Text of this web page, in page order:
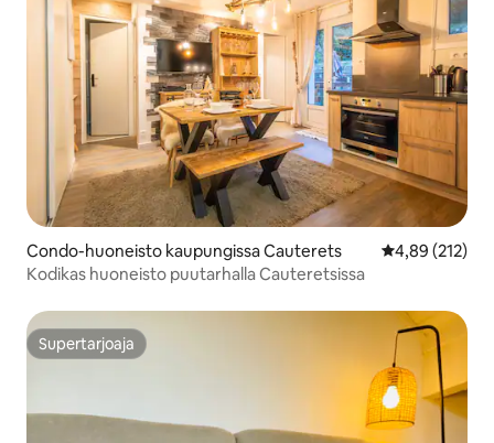
Condo-huoneisto kaupungissa Cauterets
4,89 (212)
Kodikas huoneisto puutarhalla Cauteretsissa
Supertarjoaja
Supertarjoaja